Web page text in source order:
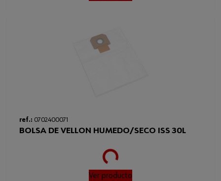
ref.: 0702400071
BOLSA DE VELLON HUMEDO/SECO ISS 30L
Loading...
Ver producto